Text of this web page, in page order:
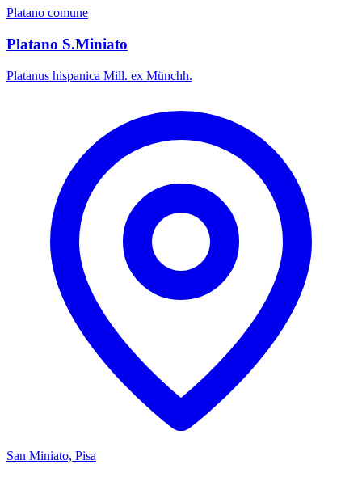
Platano comune
Platano S.Miniato
Platanus hispanica Mill. ex Münchh.
San Miniato, Pisa